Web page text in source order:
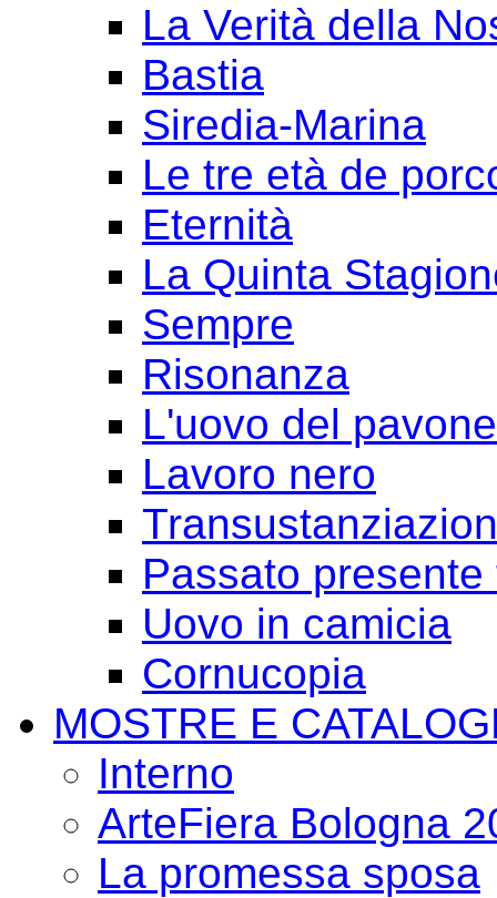
La Verità della
Bastia
Siredia-Marina
Le tre età de
Eternità
La Quinta
Sempre
Risonanza
L'uovo del pavone
Lavoro nero
Passato presente
Uovo in camicia
Cornucopia
MOSTRE E
Interno
ArteFiera Bologna
La promessa sposa